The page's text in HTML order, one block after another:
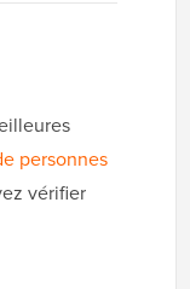
personnes
vérifier